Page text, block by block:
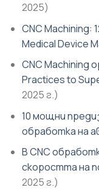
2025)
CNC Machining:
Medical Device
CNC Machining
Practices to
2025 г.)
10 мощни
обработка на
В CNC
скоростта на
2025 г.)